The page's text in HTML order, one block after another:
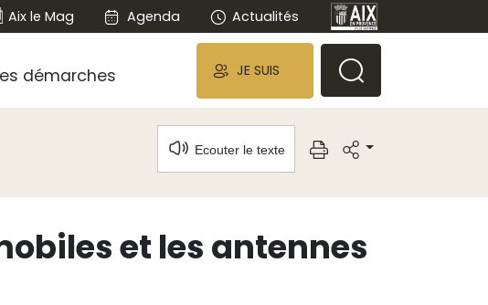
Aix le Mag Agenda Actualités
démarches JE SUIS
Ecouter le texte
et les antennes